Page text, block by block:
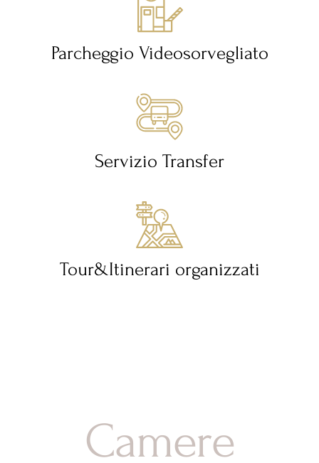
Parcheggio Videosorvegliato
Servizio Transfer
Tour&Itinerari organizzati
Camere